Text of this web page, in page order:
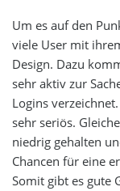
Um es auf den
viele User mit
Design. Dazu
sehr aktiv zur
Logins
sehr seriös.
niedrig gehalten
Chancen für eine
Somit gibt es gute